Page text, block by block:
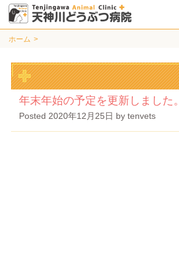
ホーム
年末年始の予定を更新しました。
Posted 2020年12月25日 by tenvets